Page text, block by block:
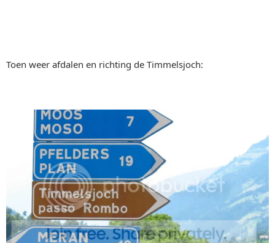
Toen weer afdalen en richting de Timmelsjoch: